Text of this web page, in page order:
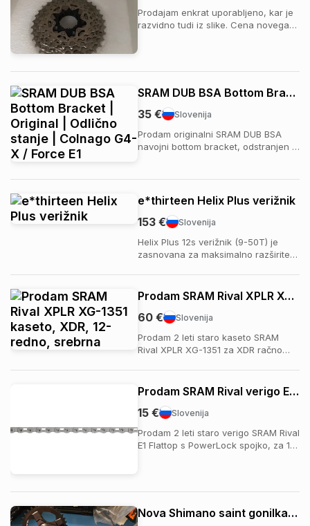
Prodajam enkrat uporabljeno, kar je
razvidno tudi iz slike. Cena novega
Celje
SRAM DUB BSA Bottom Bracket | Original | Odlično stanje | Colnago G4-X / Force E1
Slovenija
35 €
Prodam originalni SRAM DUB BSA
navojni bottom bracket, odstranjen z
Navoji so nepoškodovani in
Podatki: * S...
e*thirteen Helix Plus verižnik
Slovenija
153 €
Helix Plus 12s verižnik (9-50T) je
zasnovana za maksimalno razširitev
konstrukcija omogoča zamenjavo
stroške servisa in odpadke. Z lahkimi
Prodam SRAM Rival XPLR XG-1351 kaseto, XDR, 12-redno, srebrna
Slovenija
60 €
Prodam 2 leti staro kaseto SRAM
Rival XPLR XG-1351 za XDR račno
in normalno uporabljana. Primerna
za gravel oziroma sodoben 1x setup. ￼
Barva: srebrna. Kontakt:
Prodam SRAM Rival verigo E1 Flattop, 12/13-redno, srebrna
Slovenija
15 €
Prodam 2 leti staro verigo SRAM Rival
E1 Flattop s PowerLock spojko, za 12-
srebrna. Kontakt: +38641876322
Možen osebni prevzem ali pošiljanje
po p...
Nova Shimano saint gonilka z zobnikom in gonilnim ležajem